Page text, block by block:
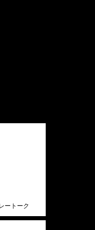
ートーク